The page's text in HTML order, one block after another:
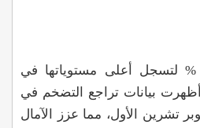
% لتسجل أعلى مستوياتها في
بيانات تراجع التضخم في
تشرين الأول، مما عزز الآمال